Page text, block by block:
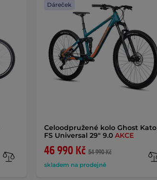
Celoodpružené kolo Ghost Kato
FS Universal 29" 9.0 AKCE
46 990 Kč 54 990 Kč
skladem na prodejně
Dáreček